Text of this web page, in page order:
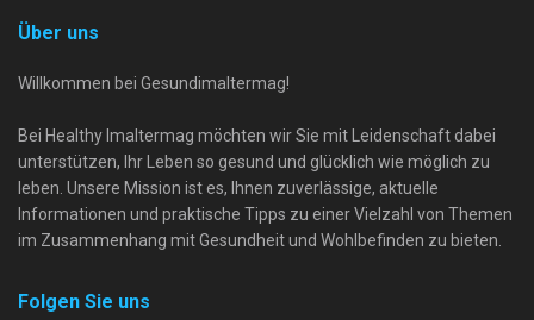
Über uns
Willkommen bei Gesundimaltermag!
Bei Healthy Imaltermag möchten wir Sie mit Leidenschaft dabei
unterstützen, Ihr Leben so gesund und glücklich wie möglich zu
leben. Unsere Mission ist es, Ihnen zuverlässige, aktuelle
Informationen und praktische Tipps zu einer Vielzahl von Themen
im Zusammenhang mit Gesundheit und Wohlbefinden zu bieten.
Folgen Sie uns